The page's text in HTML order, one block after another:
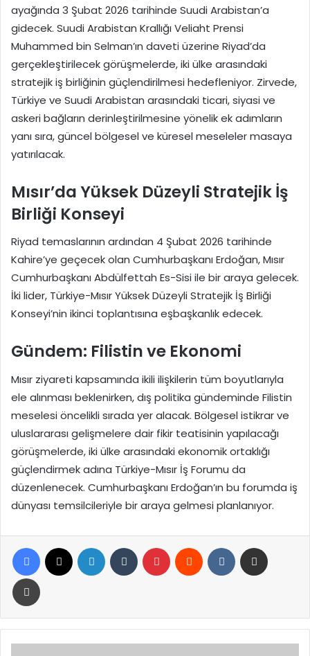
ayağında 3 Şubat 2026 tarihinde Suudi Arabistan’a
gidecek. Suudi Arabistan Krallığı Veliaht Prensi
Muhammed bin Selman’ın daveti üzerine Riyad’da
gerçekleştirilecek görüşmelerde, iki ülke arasındaki
stratejik iş birliğinin güçlendirilmesi hedefleniyor. Zirvede,
Türkiye ve Suudi Arabistan arasındaki ticari, siyasi ve
askeri bağların derinleştirilmesine yönelik ek adımların
yanı sıra, güncel bölgesel ve küresel meseleler masaya
yatırılacak.
Mısır’da Yüksek Düzeyli Stratejik İş
Birliği Konseyi
Riyad temaslarının ardından 4 Şubat 2026 tarihinde
Kahire’ye geçecek olan Cumhurbaşkanı Erdoğan, Mısır
Cumhurbaşkanı Abdülfettah Es-Sisi ile bir araya gelecek.
İki lider, Türkiye-Mısır Yüksek Düzeyli Stratejik İş Birliği
Konseyi’nin ikinci toplantısına eşbaşkanlık edecek.
Gündem: Filistin ve Ekonomi
Mısır ziyareti kapsamında ikili ilişkilerin tüm boyutlarıyla
ele alınması beklenirken, dış politika gündeminde Filistin
meselesi öncelikli sırada yer alacak. Bölgesel istikrar ve
uluslararası gelişmelere dair fikir teatisinin yapılacağı
görüşmelerde, iki ülke arasındaki ekonomik ortaklığı
güçlendirmek adına Türkiye-Mısır İş Forumu da
düzenlenecek. Cumhurbaşkanı Erdoğan’ın bu forumda iş
dünyası temsilcileriyle bir araya gelmesi planlanıyor.
Facebook LinkedIn Tumblr Pinterest Reddit VKontakte
Yazdır